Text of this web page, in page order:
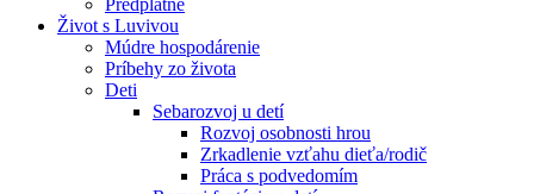
Predplatné
Život s Luvivou
Múdre hospodárenie
Príbehy zo života
Deti
Sebarozvoj u detí
Rozvoj osobnosti hrou
Zrkadlenie vzťahu dieťa/rodič
Práca s podvedomím